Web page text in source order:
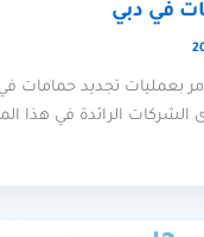
في دبي
بعمليات تجديد حمامات
الشركات الرائدة في هذا